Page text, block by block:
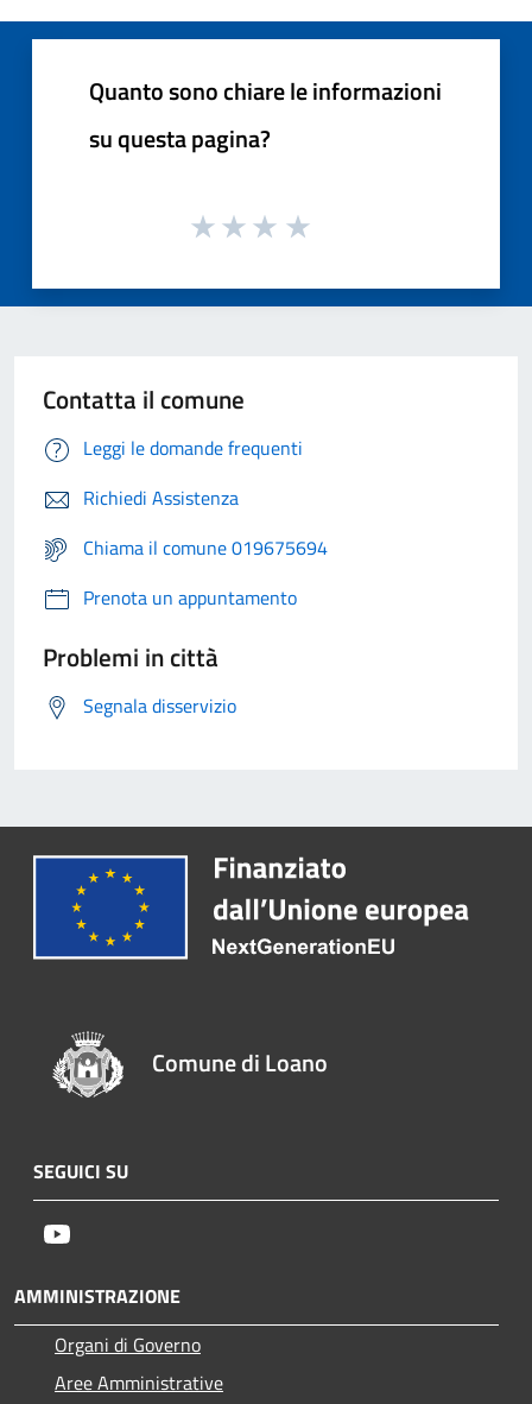
Quanto sono chiare le informazioni
su questa pagina?
Contatta il comune
Leggi le domande frequenti
Richiedi Assistenza
Chiama il comune 019675694
Prenota un appuntamento
Problemi in città
Segnala disservizio
Comune di Loano
SEGUICI SU
AMMINISTRAZIONE
Organi di Governo
Aree Amministrative